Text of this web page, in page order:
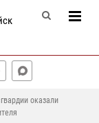
оказали